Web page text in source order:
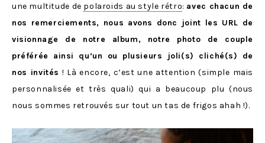
une multitude de polaroids au style rétro: avec chacun de
nos remerciements, nous avons donc joint les URL de
visionnage de notre album, notre photo de couple
préférée ainsi qu’un ou plusieurs joli(s) cliché(s) de
nos invités ! Là encore, c’est une attention (simple mais
personnalisée et très quali) qui a beaucoup plu (nous
nous sommes retrouvés sur tout un tas de frigos ahah !).